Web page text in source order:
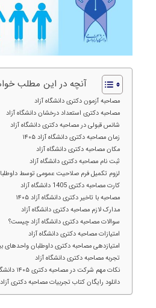
آنچه در این مطلب
مصاحبه آزمون دکتری دانشگاه آزاد
مصاحبه دکتری استعداد درخشان دانشگاه آزاد
شانس قبولی در مصاحبه دکتری دانشگاه آزاد
زمان مصاحبه دکتری دانشگاه آزاد ۱۴۰۵
مکان مصاحبه دکتری دانشگاه آزاد
ثبت نام مصاحبه دکتری دانشگاه آزاد
لزوم تکمیل فرم صلاحیت عمومی توسط
کارت مصاحبه دکتری 1405 دانشگاه آزاد
مصاحبه با تاخیر دکتری دانشگاه آزاد ۱۴۰۵
مدارک لازم مصاحبه دکتری دانشگاه آزاد
سوالات مصاحبه دکتری دانشگاه آزاد چیست؟
امتیازات مصاحبه دکتری دانشگاه آزاد
امتیازدهی مصاحبه دکتری داوطلبان واحدهای
تجربه مصاحبه دکتری دانشگاه آزاد
نکات مهم شرکت در مصاحبه دکتری ۱۴۰۵ دانشگاه آزاد
دانلود رایگان کتاب تجربیات مصاحبه‌ دکتری آزاد